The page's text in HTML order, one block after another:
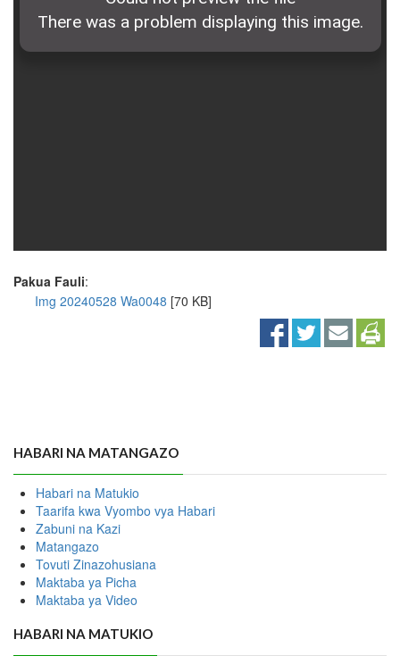
Pakua Fauli:
Img 20240528 Wa0048 [70 KB]
HABARI NA MATANGAZO
Habari na Matukio
Taarifa kwa Vyombo vya Habari
Zabuni na Kazi
Matangazo
Tovuti Zinazohusiana
Maktaba ya Picha
Maktaba ya Video
HABARI NA MATUKIO